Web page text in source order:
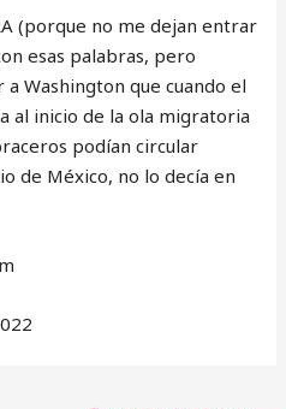
(porque no me dejan entrar
esas palabras, pero
Washington que cuando el
al inicio de la ola migratoria
podían circular
México, no lo decía en